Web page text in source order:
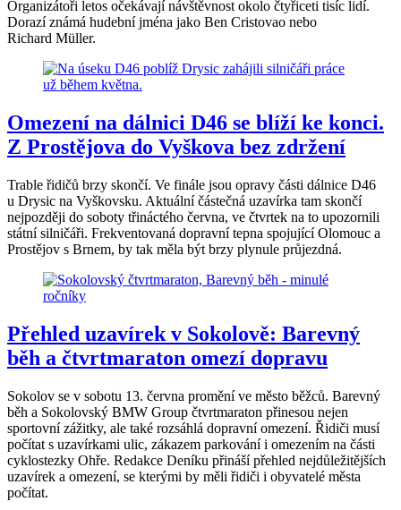
Organizátoři letos očekávají návštěvnost okolo čtyřiceti tisíc lidí.
Dorazí známá hudební jména jako Ben Cristovao nebo
Richard Müller.
Omezení na dálnici D46 se blíží ke konci.
Z Prostějova do Vyškova bez zdržení
Trable řidičů brzy skončí. Ve finále jsou opravy části dálnice D46
u Drysic na Vyškovsku. Aktuální částečná uzavírka tam skončí
nejpozději do soboty třináctého června, ve čtvrtek na to upozornili
státní silničáři. Frekventovaná dopravní tepna spojující Olomouc a
Prostějov s Brnem, by tak měla být brzy plynule průjezdná.
Přehled uzavírek v Sokolově: Barevný
běh a čtvrtmaraton omezí dopravu
Sokolov se v sobotu 13. června promění ve město běžců. Barevný
běh a Sokolovský BMW Group čtvrtmaraton přinesou nejen
sportovní zážitky, ale také rozsáhlá dopravní omezení. Řidiči musí
počítat s uzavírkami ulic, zákazem parkování i omezením na části
cyklostezky Ohře. Redakce Deníku přináší přehled nejdůležitějších
uzavírek a omezení, se kterými by měli řidiči i obyvatelé města
počítat.